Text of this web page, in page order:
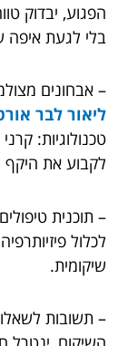
הפגוע, יבדוק
בלי לגעת איפה
– אבחונים
ליאור לבר
לקבוע את
– תוכנית
לכלול
שיקומית.
– תשובות